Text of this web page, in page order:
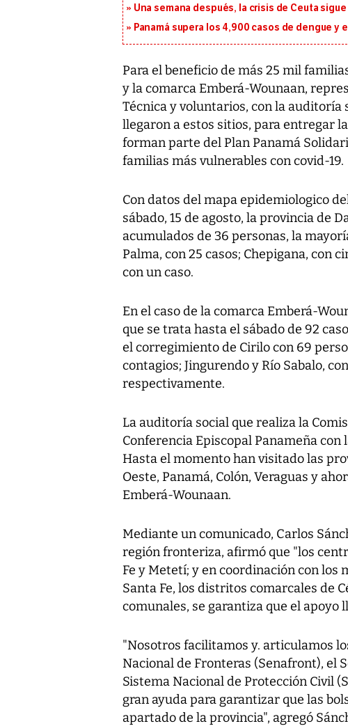
Una semana después, la crisis de Ceuta
Panamá supera los 4,900 casos de dengue y
Para el beneficio de más 25 mil
y la comarca Emberá-Wounaan,
Técnica y voluntarios, con la auditoría
llegaron a estos sitios, para entregar
forman parte del Plan Panamá
familias más vulnerables con covid-19.
Con datos del mapa epidemiologico
sábado, 15 de agosto, la provincia de
acumulados de 36 personas, la
Palma, con 25 casos; Chepigana, con
con un caso.
En el caso de la comarca Emberá-
que se trata hasta el sábado de 92
el corregimiento de Cirilo con 69
contagios; Jingurendo y Río Sabalo,
respectivamente.
La auditoría social que realiza la
Conferencia Episcopal Panameña
Hasta el momento han visitado las
Oeste, Panamá, Colón, Veraguas y
Emberá-Wounaan.
Mediante un comunicado, Carlos
región fronteriza, afirmó que "los
Fe y Metetí; y en coordinación con los
Santa Fe, los distritos comarcales de
comunales, se garantiza que el apoyo
"Nosotros facilitamos y. articulamos
Nacional de Fronteras (Senafront), el
Sistema Nacional de Protección Civil
gran ayuda para garantizar que las
apartado de la provincia", agregó